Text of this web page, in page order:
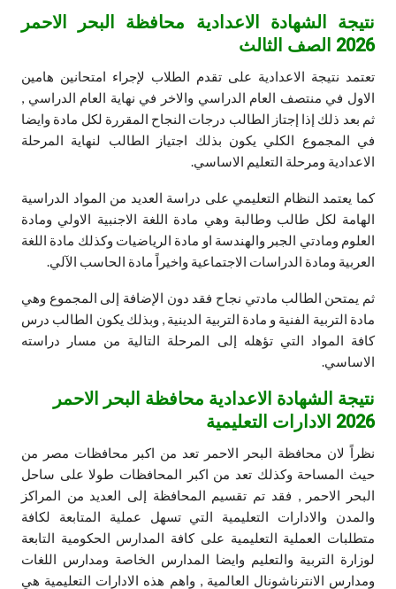
نتيجة الشهادة الاعدادية محافظة البحر الاحمر
2026 الصف الثالث
تعتمد نتيجة الاعدادية على تقدم الطلاب لإجراء امتحانين هامين
الاول في منتصف العام الدراسي والاخر في نهاية العام الدراسي ,
ثم بعد ذلك إذا إجتاز الطالب درجات النجاح المقررة لكل مادة وايضا
في المجموع الكلي يكون بذلك اجتياز الطالب لنهاية المرحلة
الاعدادية ومرحلة التعليم الاساسي.
كما يعتمد النظام التعليمي على دراسة العديد من المواد الدراسية
الهامة لكل طالب وطالبة وهي مادة اللغة الاجنبية الاولي ومادة
العلوم ومادتي الجبر والهندسة او مادة الرياضيات وكذلك مادة اللغة
العربية ومادة الدراسات الاجتماعية واخيراً مادة الحاسب الآلي.
ثم يمتحن الطالب مادتي نجاح فقد دون الإضافة إلى المجموع وهي
مادة التربية الفنية و مادة التربية الدينية , وبذلك يكون الطالب درس
كافة المواد التي تؤهله إلى المرحلة التالية من مسار دراسته
الاساسي.
نتيجة الشهادة الاعدادية محافظة البحر الاحمر
2026 الادارات التعليمية
نظراً لان محافظة البحر الاحمر تعد من اكبر محافظات مصر من
حيث المساحة وكذلك تعد من اكبر المحافظات طولا على ساحل
البحر الاحمر , فقد تم تقسيم المحافظة إلى العديد من المراكز
والمدن والادارات التعليمية التي تسهل عملية المتابعة لكافة
متطلبات العملية التعليمية على كافة المدارس الحكومية التابعة
لوزارة التربية والتعليم وايضا المدارس الخاصة ومدارس اللغات
ومدارس الانترناشونال العالمية , واهم هذه الادارات التعليمية هي